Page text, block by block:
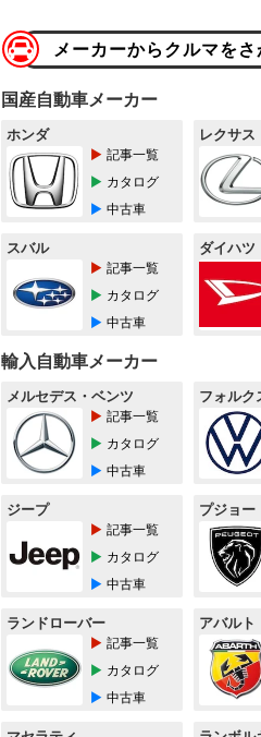
メーカーからクルマをさ
国産自動車メーカー
ホンダ
記事一覧
カタログ
中古車
レクサス
スバル
記事一覧
カタログ
中古車
ダイハツ
輸入自動車メーカー
メルセデス・ベンツ
記事一覧
カタログ
中古車
フォルク
ジープ
記事一覧
カタログ
中古車
プジョー
ランドローバー
記事一覧
カタログ
中古車
アバルト